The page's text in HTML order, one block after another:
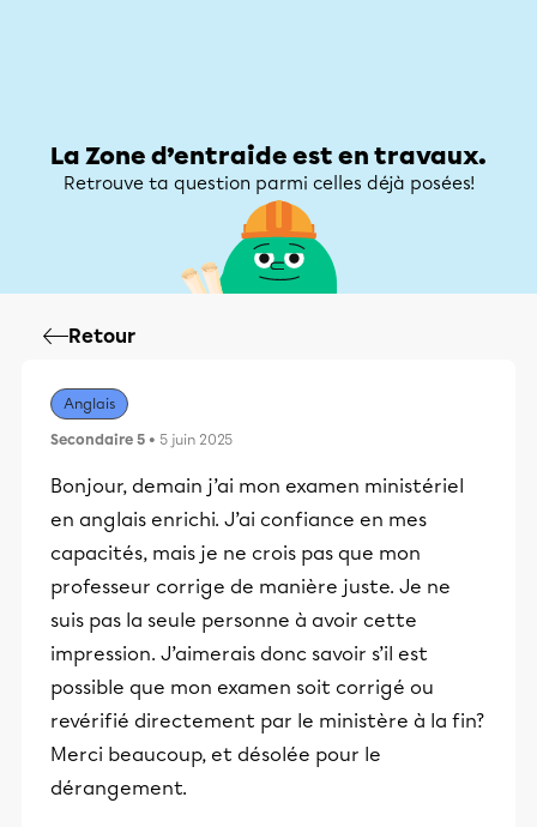
La Zone d’entraide est en travaux.
Retrouve ta question parmi celles déjà posées!
Retour
Anglais
Secondaire 5 • 5 juin 2025
Bonjour, demain j’ai mon examen ministériel
en anglais enrichi. J’ai confiance en mes
capacités, mais je ne crois pas que mon
professeur corrige de manière juste. Je ne
suis pas la seule personne à avoir cette
impression. J’aimerais donc savoir s’il est
possible que mon examen soit corrigé ou
revérifié directement par le ministère à la fin?
Merci beaucoup, et désolée pour le
dérangement.